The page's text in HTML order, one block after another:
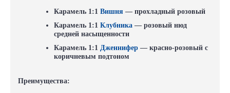
Карамель 1:1 Вишня — прохладный розовый
Карамель 1:1 Клубника — розовый нюд
средней насыщенности
Карамель 1:1 Дженнифер — красно-розовый с
коричневым подтоном
Преимущества: